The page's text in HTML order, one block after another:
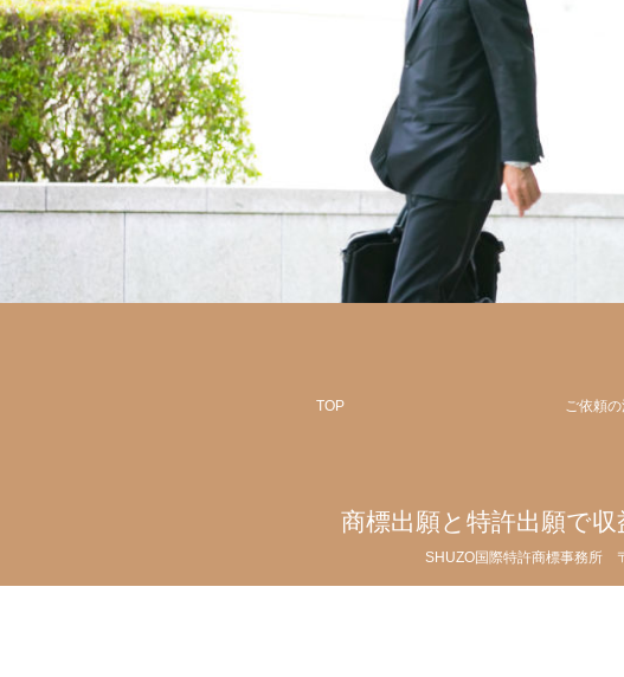
TOP ご依頼
商標出願と特許出願で
SHUZO国際特許商標事務所